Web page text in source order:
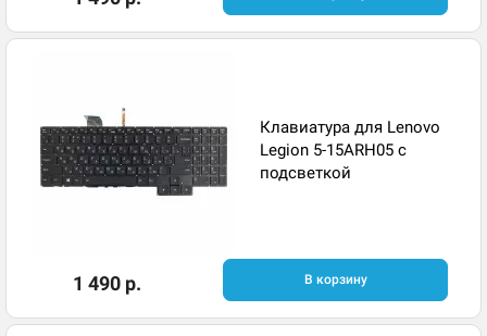
Клавиатура для Lenovo
Legion 5-15ARH05 с
подсветкой
1 490 р. В корзину